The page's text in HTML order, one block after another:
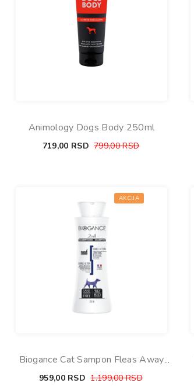
Animology Dogs Body 250ml
719,00 RSD 799,00RSD
AKCIJA
Biogance Cat Sampon Fleas Away
250ml
959,00 RSD 1.199,00RSD